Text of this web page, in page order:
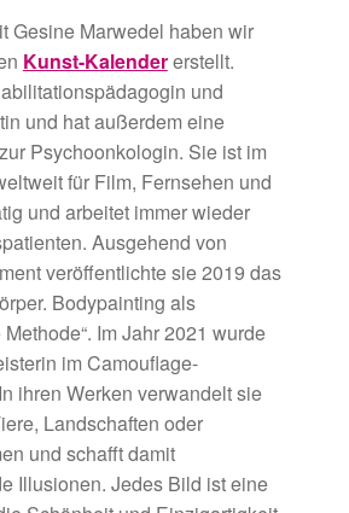
Gesine Marwedel haben wir
Kunst-Kalendererstellt.
und
und hat außerdem eine
Psychoonkologin. Sie ist im
für Film, Fernsehen und
und arbeitet immer wieder
Ausgehend von
veröffentlichte sie 2019 das
Bodypainting als
Im Jahr 2021 wurde
im Camouflage-
ihren Werken verwandelt sie
Landschaften oder
und schafft damit
Illusionen. Jedes Bild ist eine